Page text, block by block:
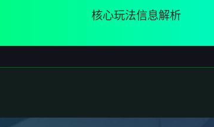
核心玩法信息解析